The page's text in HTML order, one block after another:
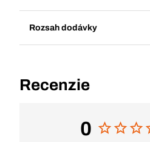
Rozsah dodávky
Recenzie
0